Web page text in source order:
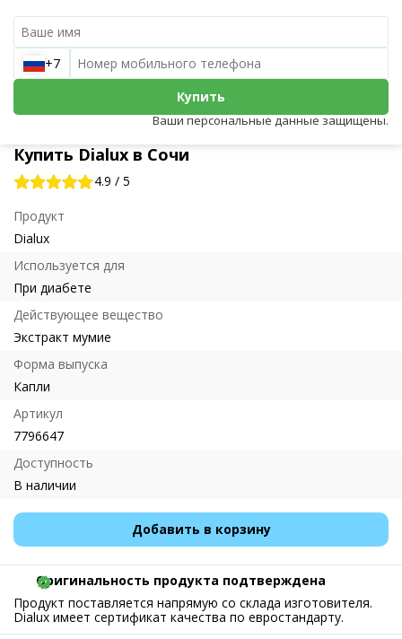
Купить Dialux в Сочи
4.9 / 5
Продукт
Dialux
Используется для
При диабете
Действующее вещество
Экстракт мумие
Форма выпуска
Капли
Артикул
7796647
Доступность
В наличии
Добавить в корзину
+7
Купить
Ваши персональные данные защищены.
Оригинальность продукта подтверждена
Продукт поставляется напрямую со склада изготовителя.
Dialux имеет сертификат качества по евростандарту.